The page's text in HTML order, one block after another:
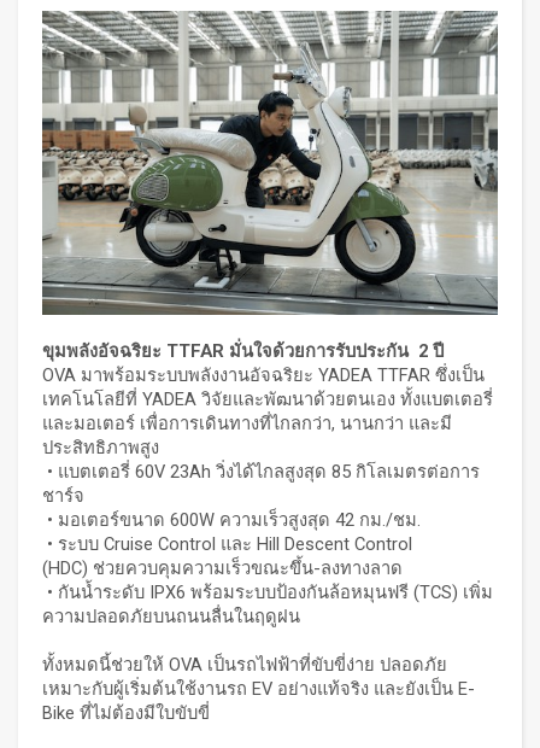
ขุมพลังอัจฉริยะ TTFAR มั่นใจด้วยการรับประกัน 2 ปี
OVA มาพร้อมระบบพลังงานอัจฉริยะ YADEA TTFAR ซึ่งเป็น
เทคโนโลยีที่ YADEA วิจัยและพัฒนาด้วยตนเอง ทั้งแบตเตอรี่
และมอเตอร์ เพื่อการเดินทางที่ไกลกว่า, นานกว่า และมี
ประสิทธิภาพสูง
• แบตเตอรี่ 60V 23Ah วิ่งได้ไกลสูงสุด 85 กิโลเมตรต่อการ
ชาร์จ
• มอเตอร์ขนาด 600W ความเร็วสูงสุด 42 กม./ชม.
• ระบบ Cruise Control และ Hill Descent Control
(HDC) ช่วยควบคุมความเร็วขณะขึ้น-ลงทางลาด
• กันน้ำระดับ IPX6 พร้อมระบบป้องกันล้อหมุนฟรี (TCS) เพิ่ม
ความปลอดภัยบนถนนลื่นในฤดูฝน
ทั้งหมดนี้ช่วยให้ OVA เป็นรถไฟฟ้าที่ขับขี่ง่าย ปลอดภัย
เหมาะกับผู้เริ่มต้นใช้งานรถ EV อย่างแท้จริง และยังเป็น E-
Bike ที่ไม่ต้องมีใบขับขี่